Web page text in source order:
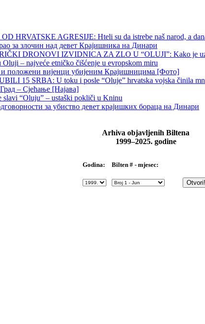
HRVATSKE AGRESIJE: Hteli su da istrebe naš narod, a
за злочин над девет Крајишника на Динари
DRONOVI IZVIDNICA ZA ZLO U “OLUJI”: Kako je uz
– najveće etničko čišćenje u evropskom miru
вијенци убијеним Крајишницима [Фото]
15 SRBA: U toku i posle “Oluje” hrvatska vojska činila
– Сјећање [Најава]
slavi “Oluju” – ustaški pokliči u Kninu
за убиство девет крајишких бораца на Динари
Arhiva objavljenih Biltena
1999–2025. godine
Godina: Bilten # - mjesec: